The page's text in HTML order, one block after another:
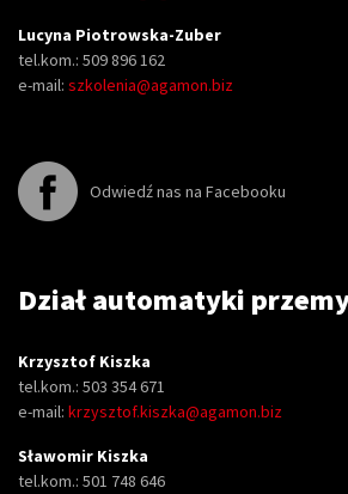
Lucyna Piotrowska-Zuber
tel.kom.: 509 896 162
e-mail: szkolenia@agamon.biz
Odwiedź nas na Facebooku
Dział automatyki
Krzysztof Kiszka
tel.kom.: 503 354 671
e-mail: krzysztof.kiszka@agamon.biz
Sławomir Kiszka
tel.kom.: 501 748 646